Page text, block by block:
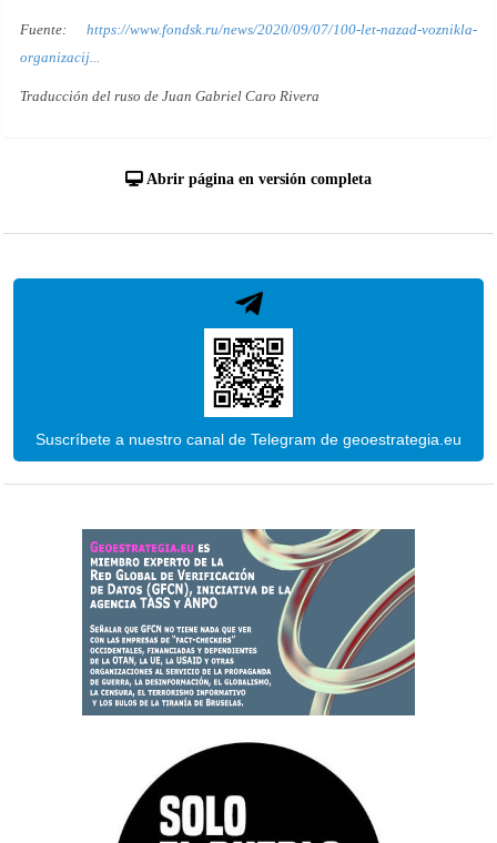
Fuente: https://www.fondsk.ru/news/2020/09/07/100-let-nazad-voznikla-
organizacij...
Traducción del ruso de Juan Gabriel Caro Rivera
Abrir página en versión completa
Suscríbete a nuestro canal de Telegram de geoestrategia.eu